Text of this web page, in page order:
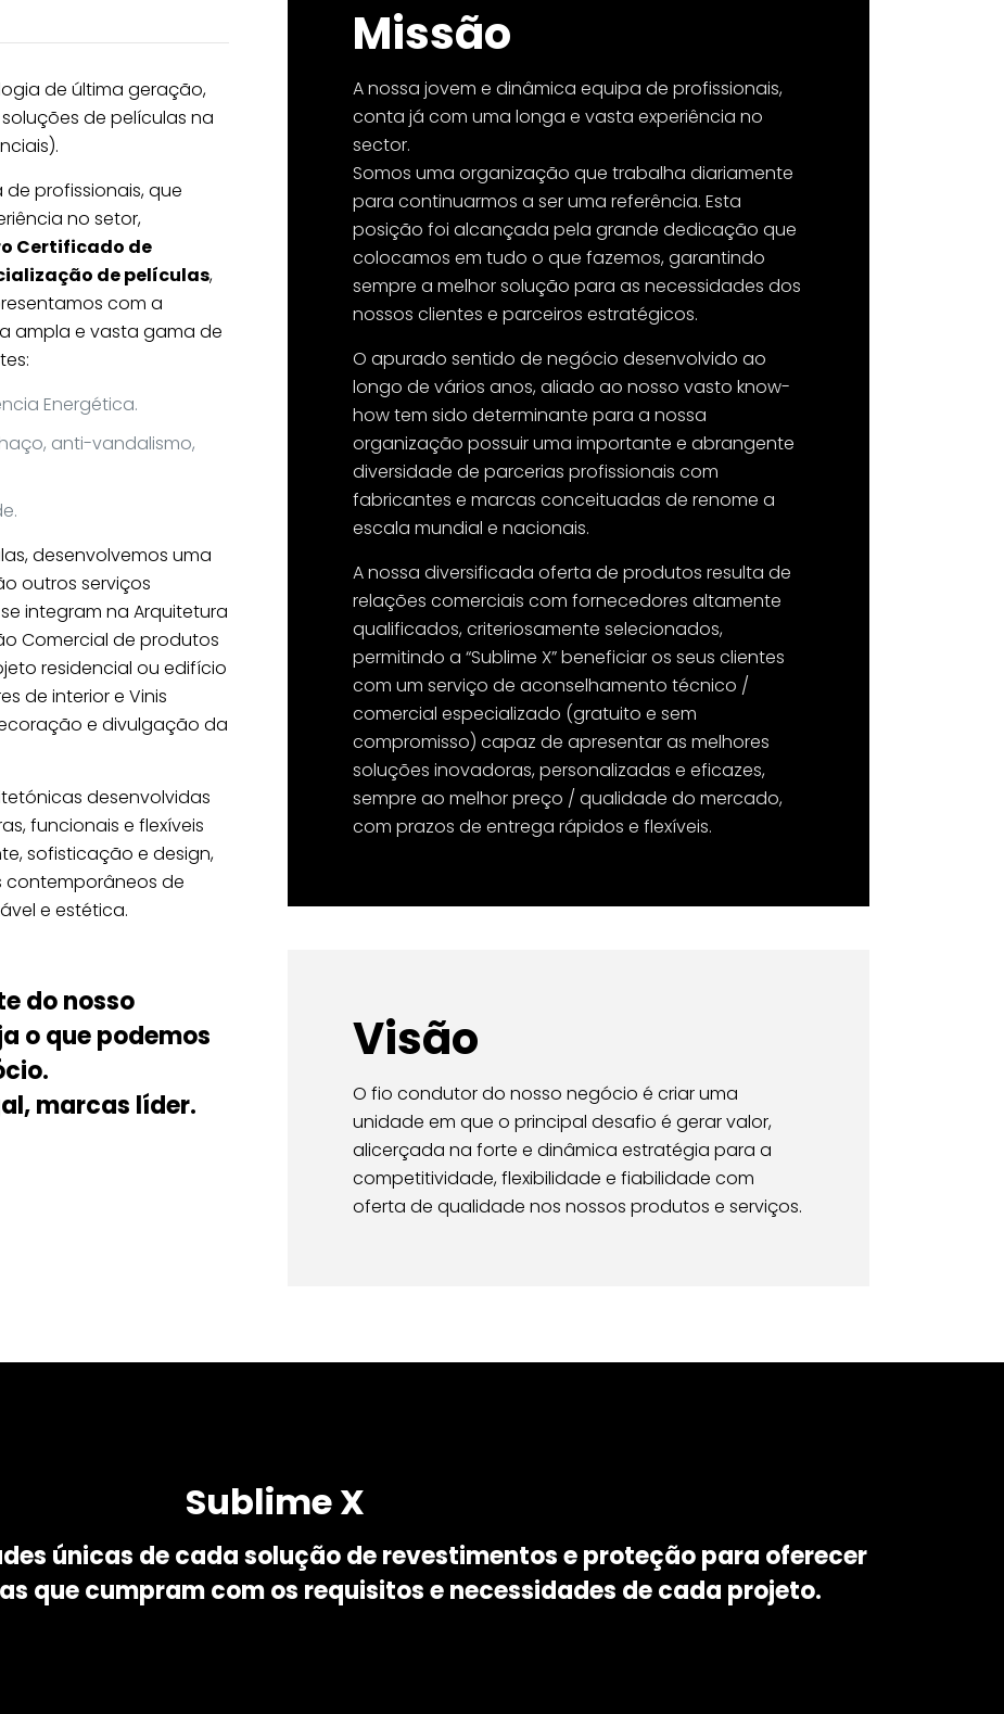
de última geração,
de películas na
profissionais, que
no setor,
Certificado de
de películas,
com a
ampla e vasta gama de
Energética.
anti-vandalismo,
desenvolvemos uma
outros serviços
integram na Arquitetura
Comercial de produtos
residencial ou edifício
de interior e Vinis
e divulgação da
desenvolvidas
funcionais e flexíveis
sofisticação e design,
contemporâneos de
e estética.
do nosso
o que podemos
marcas líder.
Missão
A nossa jovem e dinâmica equipa de profissionais,
conta já com uma longa e vasta experiência no
sector.
Somos uma organização que trabalha diariamente
para continuarmos a ser uma referência. Esta
posição foi alcançada pela grande dedicação que
colocamos em tudo o que fazemos, garantindo
sempre a melhor solução para as necessidades dos
nossos clientes e parceiros estratégicos.
O apurado sentido de negócio desenvolvido ao
longo de vários anos, aliado ao nosso vasto know-
how tem sido determinante para a nossa
organização possuir uma importante e abrangente
diversidade de parcerias profissionais com
fabricantes e marcas conceituadas de renome a
escala mundial e nacionais.
A nossa diversificada oferta de produtos resulta de
relações comerciais com fornecedores altamente
qualificados, criteriosamente selecionados,
permitindo a “Sublime X” beneficiar os seus clientes
com um serviço de aconselhamento técnico /
comercial especializado (gratuito e sem
compromisso) capaz de apresentar as melhores
soluções inovadoras, personalizadas e eficazes,
sempre ao melhor preço / qualidade do mercado,
com prazos de entrega rápidos e flexíveis.
Visão
O fio condutor do nosso negócio é criar uma
unidade em que o principal desafio é gerar valor,
alicerçada na forte e dinâmica estratégia para a
competitividade, flexibilidade e fiabilidade com
oferta de qualidade nos nossos produtos e serviços.
Sublime X
únicas de cada solução de revestimentos e proteção para oferecer
que cumpram com os requisitos e necessidades de cada projeto.